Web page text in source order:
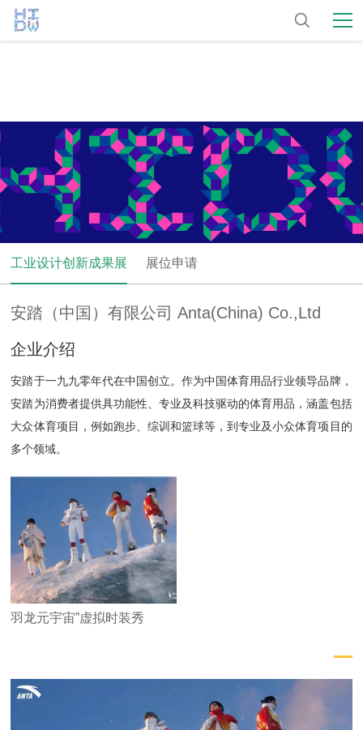
工业设计创新成果展 展位申请
安踏（中国）有限公司 Anta(China) Co.,Ltd
企业介绍
安踏于一九九零年代在中国创立。作为中国体育用品行业领导品牌，
安踏为消费者提供具功能性、专业及科技驱动的体育用品，涵盖包括
大众体育项目，例如跑步、综训和篮球等，到专业及小众体育项目的
多个领域。
羽龙元宇宙”虚拟时装秀